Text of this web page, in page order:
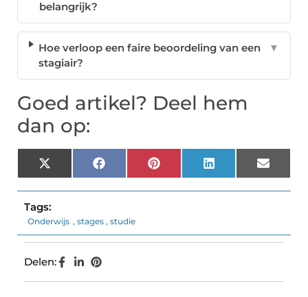
belangrijk?
Hoe verloop een faire beoordeling van een
stagiair?
▼
Goed artikel? Deel hem
dan op:
X
(Twitter)
FacebookPinterest LinkedIn Email
Tags:
Onderwijs , stages , studie
Delen: